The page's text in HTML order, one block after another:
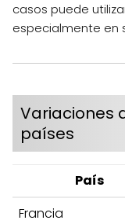
casos puede
especialmente en
Variaciones
países
País
Francia